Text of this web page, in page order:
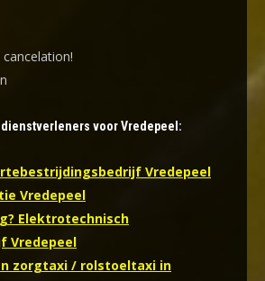
voor Vredepeel:
Vredepeel
Vredepeel
Elektrotechnisch
Vredepeel
zorgtaxi / rolstoeltaxi in